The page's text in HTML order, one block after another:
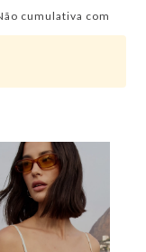
cumulativa com